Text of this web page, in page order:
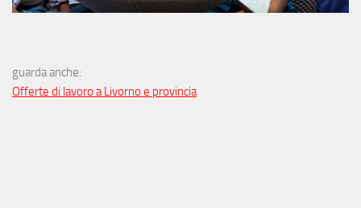
guarda anche:
Offerte di lavoro a Livorno e provincia